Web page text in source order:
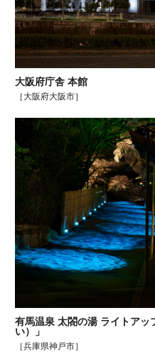
大阪府庁舎 本館
［大阪府大阪市］
有馬温泉 太閤の湯 ライトアッ
い）」
［兵庫県神戸市］